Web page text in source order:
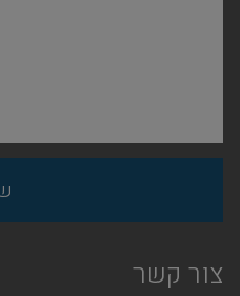
צור קשר